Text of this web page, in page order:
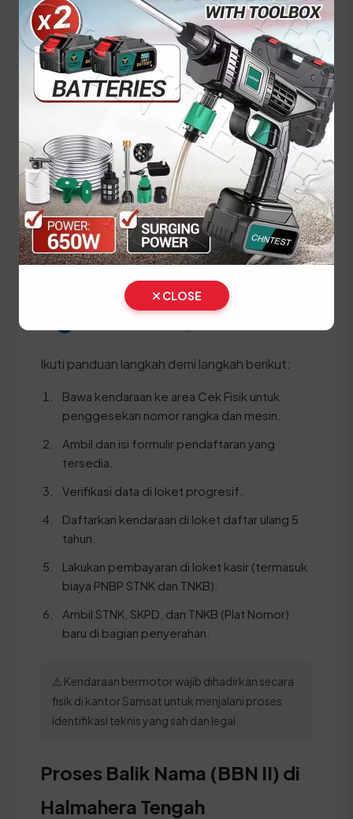
menghindari penolakan verifikasi data oleh
petugas Samsat Halmahera Tengah.
Panduan Pajak 5 Tahunan
(Ganti Plat) di Maluku Utara
Setiap lima tahun, pemilik kendaraan wajib
melakukan pergantian pelat nomor dan cek fisik
kendaraan. Siapkan dokumen tambahan ini:
STNK asli
KTP asli pemilik
SKPD asli terakhir
Ikuti panduan langkah demi langkah berikut:
Bawa kendaraan ke area Cek Fisik untuk
penggesekan nomor rangka dan mesin.
Ambil dan isi formulir pendaftaran yang
tersedia.
Verifikasi data di loket progresif.
Daftarkan kendaraan di loket daftar ulang 5
tahun.
Lakukan pembayaran di loket kasir (termasuk
biaya PNBP STNK dan TNKB).
Ambil STNK, SKPD, dan TNKB (Plat Nomor)
baru di bagian penyerahan.
⚠️ Kendaraan bermotor wajib dihadirkan secara
fisik di kantor Samsat untuk menjalani proses
identifikasi teknis yang sah dan legal.
Proses Balik Nama (BBN II) di
Halmahera Tengah
CLOSE